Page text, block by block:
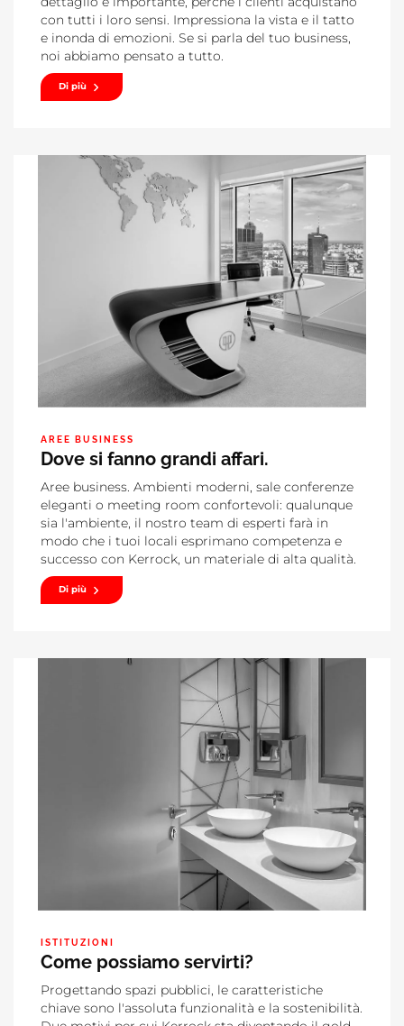
con tutti i loro sensi. Impressiona la vista e il tatto
e inonda di emozioni. Se si parla del tuo business,
noi abbiamo pensato a tutto.
Di più
AREE BUSINESS
Dove si fanno grandi affari.
Aree business. Ambienti moderni, sale conferenze
eleganti o meeting room confortevoli: qualunque
sia l'ambiente, il nostro team di esperti farà in
modo che i tuoi locali esprimano competenza e
successo con Kerrock, un materiale di alta qualità.
Di più
ISTITUZIONI
Come possiamo servirti?
Progettando spazi pubblici, le caratteristiche
chiave sono l'assoluta funzionalità e la sostenibilità.